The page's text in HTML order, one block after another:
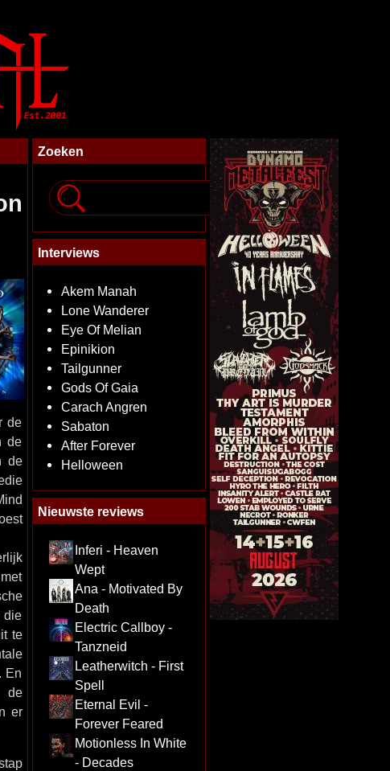
de
de
de
die
te
En
er
Zoeken
Interviews
Akem Manah
Lone Wanderer
Eye Of Melian
Epinikion
Tailgunner
Gods Of Gaia
Carach Angren
Sabaton
After Forever
Helloween
Nieuwste reviews
Inferi - Heaven
Wept
Ana - Motivated By
Death
Electric Callboy -
Tanzneid
Leatherwitch - First
Spell
Eternal Evil -
Forever Feared
Motionless In White
- Decades